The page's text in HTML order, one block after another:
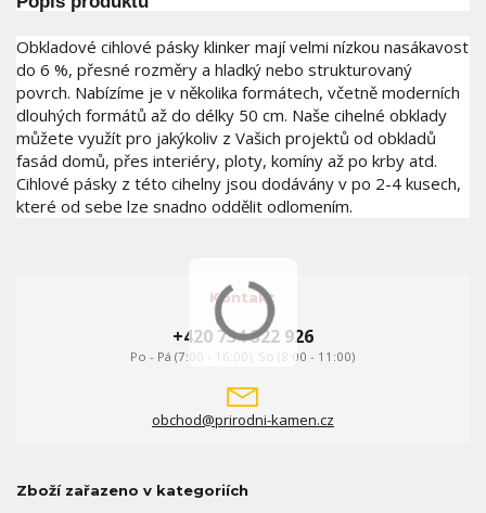
Obkladové cihlové pásky klinker mají velmi nízkou nasákavost
do 6 %, přesné rozměry a hladký nebo strukturovaný
povrch. Nabízíme je v několika formátech, včetně moderních
dlouhých formátů až do délky 50 cm. Naše cihelné obklady
můžete využít pro jakýkoliv z Vašich projektů od obkladů
fasád domů, přes interiéry, ploty, komíny až po krby atd.
Cihlové pásky z této cihelny jsou dodávány v po 2-4 kusech,
které od sebe lze snadno oddělit odlomením.
Kontakt
+420 734 322 926
Po - Pá (7:00 - 16:00), So (8:00 - 11:00)
obchod@prirodni-kamen.cz
Zboží zařazeno v kategoriích